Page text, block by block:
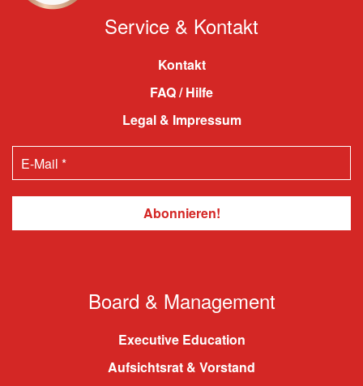
Service & Kontakt
Kontakt
FAQ / Hilfe
Legal & Impressum
Board & Management
Executive Education
Aufsichtsrat & Vorstand